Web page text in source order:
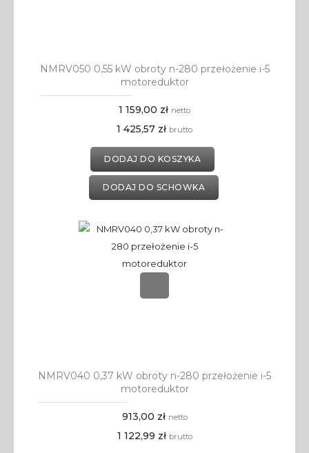
NMRV050 0,55 kW obroty n-280 przełożenie i-5
motoreduktor
1 159,00 zł netto
1 425,57 zł brutto
DODAJ DO KOSZYKA
DODAJ DO SCHOWKA
NMRV040 0,37 kW obroty n-280 przełożenie i-5
motoreduktor
913,00 zł netto
1 122,99 zł brutto